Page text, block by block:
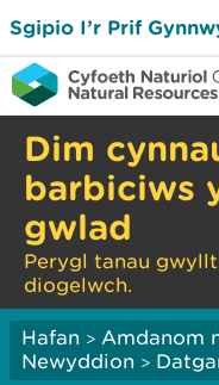
Sgipio I’r Prif
Dim
barbiciws
gwlad
Perygl tanau
diogelwch.
Hafan > Amdanom
Newyddion >